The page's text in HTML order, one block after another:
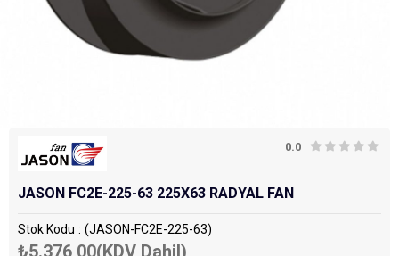
0.0
JASON FC2E-225-63 225X63 RADYAL FAN
Stok Kodu (JASON-FC2E-225-63)
₺5.376,00(KDV Dahil)